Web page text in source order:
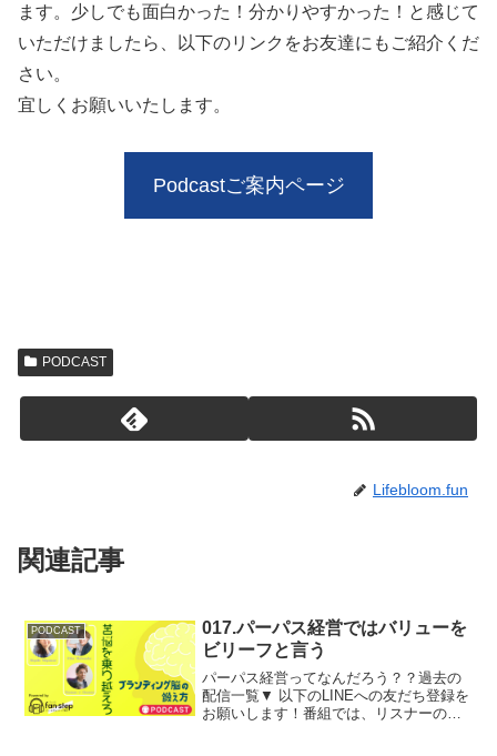
ます。少しでも面白かった！分かりやすかった！と感じて
いただけましたら、以下のリンクをお友達にもご紹介くだ
さい。
宜しくお願いいたします。
Podcastご案内ページ
PODCAST
Lifebloom.fun
関連記事
PODCAST
017.パーパス経営ではバリューを
ビリーフと言う
パーパス経営ってなんだろう？？過去の
配信一覧▼ 以下のLINEへの友だち登録を
お願いします！番組では、リスナーの皆